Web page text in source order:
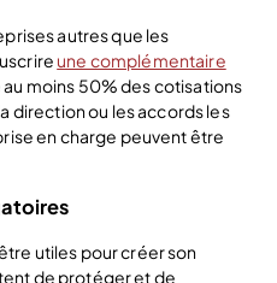
autres que les
une complémentaire
moins 50% des cotisations
direction ou les accords les
en charge peuvent être
utiles pour créer son
de protéger et de